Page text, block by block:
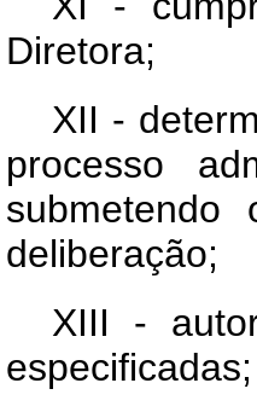
Diretora;
XII -
processo
deliberação;
XIII -
especificadas;